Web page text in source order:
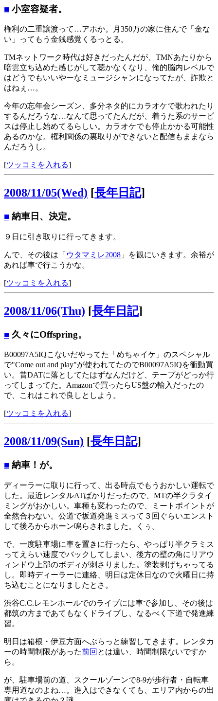
■ 小室容疑者。
権利の二重譲渡って…アホか。月350万の家に住んで「金な
い」ってもう金銭感覚くるっとる。
TMネットワーク時代は好きだったんだが、TMNあたりから
暗雲立ち込めた感じがして聴かなくなり、俺的脳内レベルで
はどうでもいいやーなミュージシャンになってたが、詐欺と
はねぇ…。
今年の忘年会シーズン、多分ネタ的にカラオケで歌われたり
するんだろうな…なんて思ってたんだが、着うた系のサービ
スは停止し始めてるらしい。カラオケでも停止かかる可能性
あるのかな。権利関係の裏取りができないと配信もままなら
んだろうし。
[ツッコミを入れる]
2008/11/05(Wed) [長年日記]
■ 納車日、決定。
９日に引き取りに行ってきます。
んで、その後は「 ウタマミレ2008 」を観にいきます。余裕が
あれば車で行こうかな。
[ツッコミを入れる]
2008/11/06(Thu) [長年日記]
■ 久々にOffspring。
B00097A5IQこないだやってた「めちゃイケ」のスペシャル
で"Come out and play"が使われてたのでB00097A5IQを衝動買
い。昔DATに落としてたはずなんだけど、テープがどっか行
ってしまってた。Amazonで買ったらUS盤の輸入だったの
で、これはこれで良しとしよう。
[ツッコミを入れる]
2008/11/09(Sun) [長年日記]
■ 納車！が。
ディーラーに取りに行って、出る時点でもうおかしい運転で
した。最近レンタルATばかりだったので、MTの半クラタイ
ミングがおかしい。車種も変わったので、ミートポイントが
全然合わない。公道で坂道発進ミスって３回ぐらいエンスト
して後ろからホーン鳴らされました。くぅ。
で、一度駐車場に車を置きに行ったら、やっぱり半クラミス
ってえらい速度でバックしてしまい、後方の壁の角にリアウ
ィンドウ上部のボディが刺さりました。塗装剥げちゃってる
し。即時ディーラーに連絡、明日は定休日なので火曜日に持
ち込むことになりましたとさ。
渋谷C.C.レモンホールでのライブには車で参加し、その後は
都筑の方まであてもなくドライブし、なるべく下道で発進練
習。
明日は箱根・伊豆方面へぶらっと練習してきます。レンタカ
ーの時間制限があった前回 とは違い、時間制限ないですか
ら。
が、駐車場前の道、スクールゾーンで8-9が歩行者・自転車
専用道なのよね…。進入はできなくても、エリア内からの出